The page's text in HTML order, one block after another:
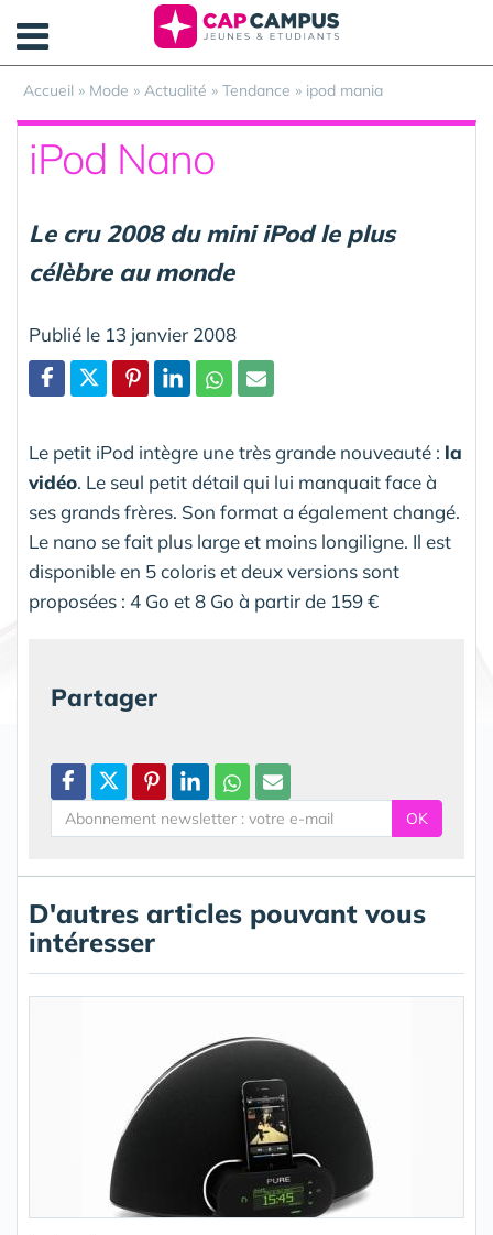
Accueil » Mode » Actualité » Tendance » ipod mania
iPod Nano
Le cru 2008 du mini iPod le plus
célèbre au monde
Publié le 13 janvier 2008
Le petit iPod intègre une très grande nouveauté : la
vidéo. Le seul petit détail qui lui manquait face à
ses grands frères. Son format a également changé.
Le nano se fait plus large et moins longiligne. Il est
disponible en 5 coloris et deux versions sont
proposées : 4 Go et 8 Go à partir de 159 €
Partager
OK
D'autres articles pouvant vous
intéresser
Panneau de gestion des cookies